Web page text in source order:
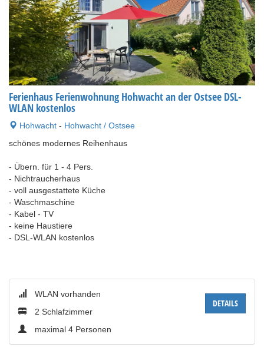
Ferienhaus Ferienwohnung Hohwacht an der Ostsee DSL-
WLAN kostenlos
Hohwacht - Hohwacht / Ostsee
schönes modernes Reihenhaus
- Übern. für 1 - 4 Pers.
- Nichtraucherhaus
- voll ausgestattete Küche
- Waschmaschine
- Kabel - TV
- keine Haustiere
- DSL-WLAN kostenlos
DETAILS
WLAN vorhanden
2 Schlafzimmer
maximal 4 Personen